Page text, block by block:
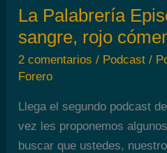
del
mundo
La Palabrería
sangre, rojo
2 comentarios / Podcast /
Forero
Llega el segundo podcast
vez les proponemos
buscar que ustedes,